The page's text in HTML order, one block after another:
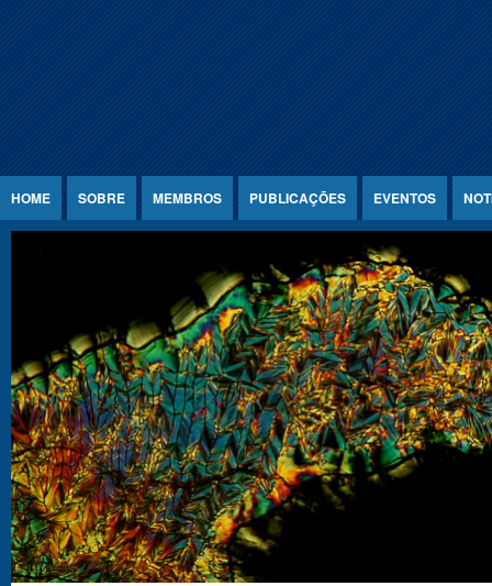
HOME SOBRE MEMBROS PUBLICAÇÕES EVENTOS